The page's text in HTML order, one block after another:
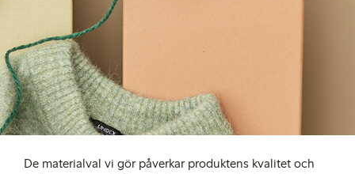
De materialval vi gör påverkar produktens kvalitet och